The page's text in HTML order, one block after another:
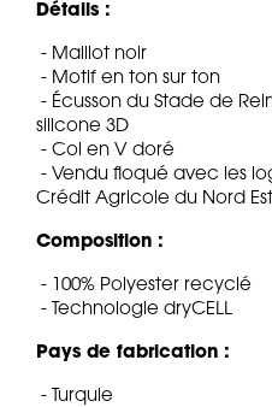
Détails :
- Maillot noir
- Motif en ton sur ton
- Écusson du Stade de
silicone 3D
- Col en V doré
- Vendu floqué avec les
Crédit Agricole du Nord Est
Composition :
- 100% Polyester recyclé
- Technologie dryCELL
Pays de fabrication :
- Turquie